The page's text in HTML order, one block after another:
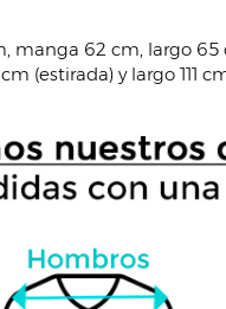
manga 62 cm, largo 65
(estirada) y largo 111